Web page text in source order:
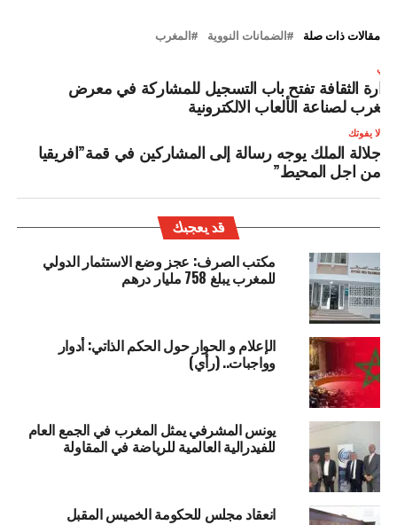
مقالات ذات صلة الضمانات النووية المغرب
الثقافة تفتح باب التسجيل للمشاركة في معرض
لصناعة الألعاب الالكترونية
لا يفوتك
جلالة الملك يوجه رسالة إلى المشاركين في قمة”افريقيا
من اجل المحيط”
قد يعجبك
مكتب الصرف: عجز وضع الاستثمار الدولي
للمغرب يبلغ 758 مليار درهم
الإعلام و الحوار حول الحكم الذاتي: أدوار
وواجبات.. (رأي)
يونس المشرفي يمثل المغرب في الجمع العام
للفيدرالية العالمية للرياضة في المقاولة
انعقاد مجلس للحكومة الخميس المقبل